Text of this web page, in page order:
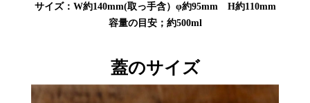
サイズ：W約140mm(取っ手含）φ約95mm H約110mm
容量の目安；約500ml
蓋のサイズ